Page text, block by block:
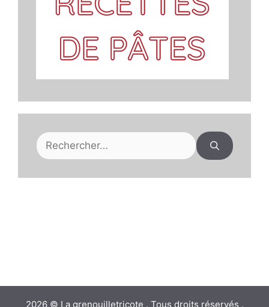
Rechercher :
2026 © La grenouilletricote . Tous droits réservés .